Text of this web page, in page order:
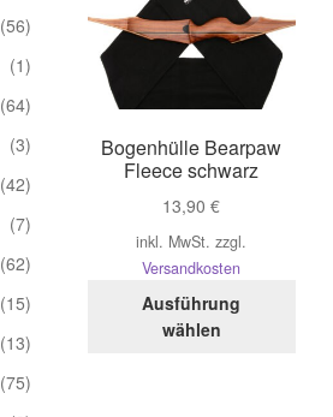
Bogenhülle Bearpaw
Fleece schwarz
13,90€
inkl. MwSt. zzgl.
Versandkosten
Ausführung
wählen
(56)
(1)
(64)
(3)
(42)
(7)
(62)
(15)
(13)
(75)